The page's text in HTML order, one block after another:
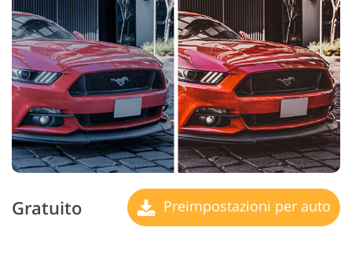
Gratuito Preimpostazioni per auto